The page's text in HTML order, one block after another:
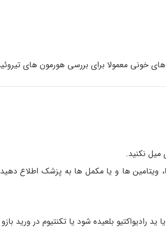
خونی معمولا برای بررسی هورمون های
ویتامین ها و یا مکمل ها به پزشک اطلاع
رادیواکتیو بلعیده شود یا تکنتیوم در ورید